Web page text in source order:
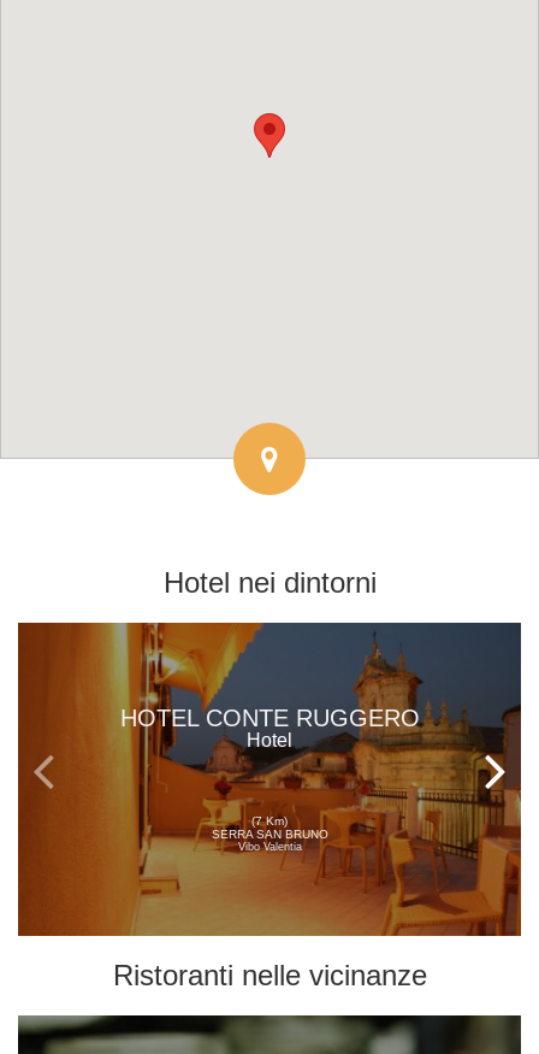
Hotel nei dintorni
HOTEL CONTE RUGGERO
Hotel
(7 Km)
SERRA SAN BRUNO
Vibo Valentia
Ristoranti nelle vicinanze